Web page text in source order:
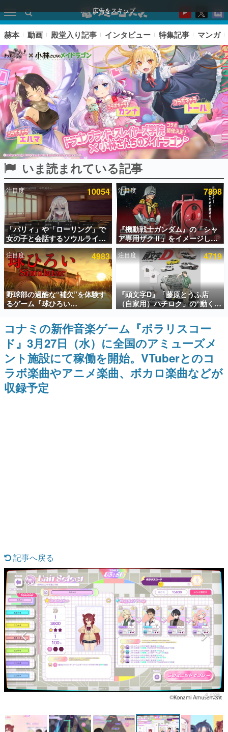
広告をスキップ
ピックアップ
電ファミのいま読まれている記事ランキング
アプリセール情報
インタビュー
連載・特集一覧
殿堂入り記事
SNS拡散数が数千以上！ ページビュー数万以上！ などな
ど。多くの人々に読まれた、電ファミ渾身の“殿堂入り”記
事をまとめました。
ゲームの企画書
名作ゲームクリエイターの方々に製作時のエピソードをお
聞きし、ヒットする企画（ゲーム）とは何か？を探ってい
きます。
赫本
この物語を解いてはいけない。『赫本』は、〈試験問題〉
なんでゲームは面白い？
ゲーム開発者・hamatsu氏がゲームの魅力を画面や操作の
具体的な形から解き明かしていく、硬派で骨太な評論連載
です。
ゲームが変えた日本語
「経験値」「裏技」「ラスボス」… ゲームにまつわる言葉
の起源や用法の変遷を、コンピューター文化史研究家・タ
イニーP氏が徹底調査。
カテゴリ
特集記事
女性向け
赫本 動画 殿堂入り記事 インタビュー 特集記事 マンガ
いま読まれている記事
注目度 10054
「パリィ」や「ローリング」で
女の子と会話するソウルライク
恋愛ゲーム『小早川さんはソウ
ルライク』無料公開。返事に失
敗すると「YOU DIED」
注目度 7898
『機動戦士ガンダム』の「シャ
ア専用ザクⅡ」をイメージした
散水ホースリールが予約開始。
本体にはシャアのパーソナルマ
ークやジオン公国軍のエンブレ
ム、型式番号などを配置
注目度 4983
野球部の過酷な“補欠”を体験す
るゲーム『球ひろい
Simulator』が「1件」のウィッ
シュリストをもとにチェコ語に
対応しSNSで話題に。『キング
ダム・カム』開発元やチェコの
プロ野球選手から称賛の声
注目度 4719
『頭文字D』「藤原とうふ店
（自家用）ハチロク」の“動くテ
ィッシュケース”が買えるポップ
アップショップが開催へ。マン
ガの舞台である群馬の「イオン
モール高崎」にて、8月11日か
ら8月20日までの期間限定で開
催予定
コナミの新作音楽ゲーム『ポラリスコー
ド』3月27日（水）に全国のアミューズメ
ント施設にて稼働を開始。VTuberとのコ
ラボ楽曲やアニメ楽曲、ボカロ楽曲などが
収録予定
記事へ戻る
4 / 20